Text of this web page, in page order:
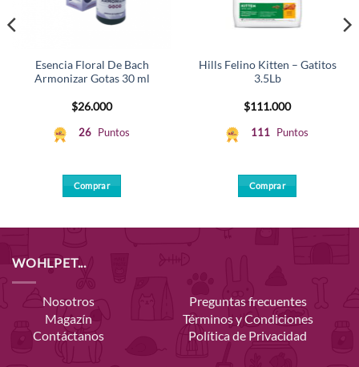
Esencia Floral De Bach
Armonizar Gotas 30 ml
$26.000
26 Puntos
Comprar
Hills Felino Kitten – Gatitos
3.5Lb
$111.000
111 Puntos
Comprar
WOHLPET...
Nosotros
Magazín
Contáctanos
Preguntas frecuentes
Términos y Condiciones
Política de Privacidad